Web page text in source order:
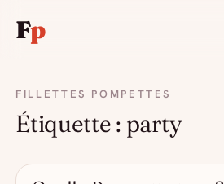
Fp
FILLETTES POMPETTES
Étiquette : party